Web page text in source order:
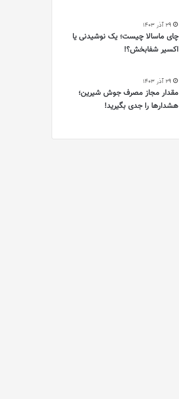
29 آذر 1403
چای ماسالا چیست؛ یک نوشیدنی یا
اکسیر شفابخش؟!
29 آذر 1403
مقدار مجاز مصرف جوش شیرین؛
هشدارها را جدی بگیرید!